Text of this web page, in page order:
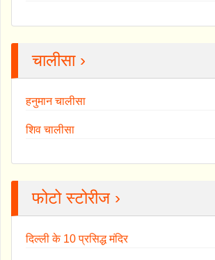
चालीसा ›
हनुमान चालीसा
शिव चालीसा
फोटो स्टोरीज ›
दिल्ली के 10 प्रसिद्ध मंदिर